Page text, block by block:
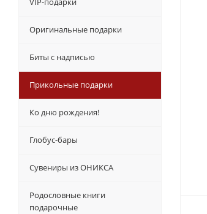
Оригинальные подарки
Биты с надписью
Прикольные подарки
Ко дню рождения!
Глобус-бары
Сувениры из ОНИКСА
Родословные книги
подарочные